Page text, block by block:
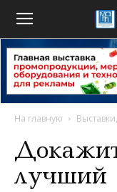
На главную
лучший